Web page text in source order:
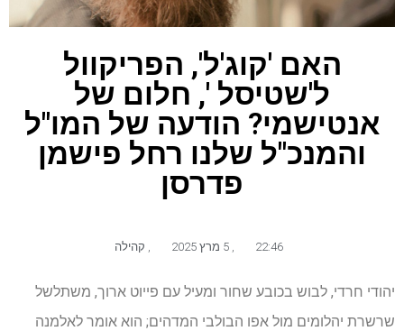
האם 'קוג'ל', הפריקוול
ל'שטיסל ', חלום של
אנטישמי? הודעה של המו"ל
והמנכ"ל שלנו רחל פישמן
פדרסן
22:46 5 מרץ 2025 קהילה
יהודי חרדי, לבוש בכובע שחור ומעיל עם פייוט ארוך, משתלשל
שרשרת יהלומים מול אפו הבולבי המדהים; הוא אומר לאלמנה